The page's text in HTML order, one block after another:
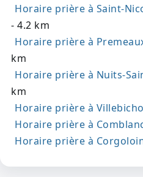
Horaire prière à Saint-
- 4.2 km
Horaire prière à
km
Horaire prière à Nuits-
km
Horaire prière à
Horaire prière à
Horaire prière à